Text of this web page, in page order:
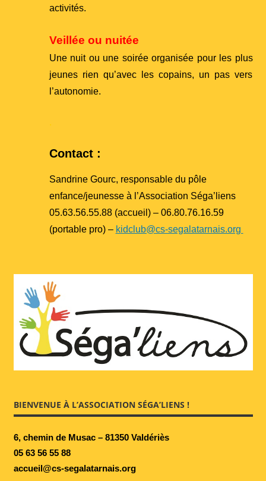
activités.
Veillée ou nuitée
Une nuit ou une soirée organisée pour les plus
jeunes rien qu’avec les copains, un pas vers
l’autonomie.
.
Contact :
Sandrine Gourc, responsable du pôle
enfance/jeunesse à l’Association Séga’liens
05.63.56.55.88 (accueil) – 06.80.76.16.59
(portable pro) – kidclub@cs-segalatarnais.org
BIENVENUE À L’ASSOCIATION SÉGA’LIENS !
6, chemin de Musac – 81350 Valdériès
05 63 56 55 88
accueil@cs-segalatarnais.org